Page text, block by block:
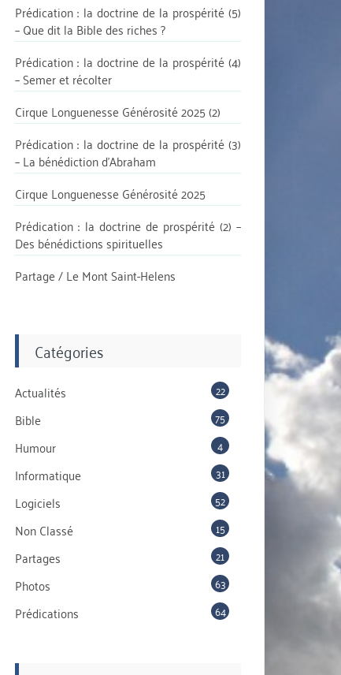
Prédication : la doctrine de la prospérité (5)
– Que dit la Bible des riches ?
Prédication : la doctrine de la prospérité (4)
– Semer et récolter
Cirque Longuenesse Générosité 2025 (2)
Prédication : la doctrine de la prospérité (3)
– La bénédiction d’Abraham
Cirque Longuenesse Générosité 2025
Prédication : la doctrine de prospérité (2) –
Des bénédictions spirituelles
Partage / Le Mont Saint-Helens
Catégories
Actualités 22
Bible 75
Humour 4
Informatique 31
Logiciels 52
Non Classé 15
Partages 21
Photos 63
Prédications 64